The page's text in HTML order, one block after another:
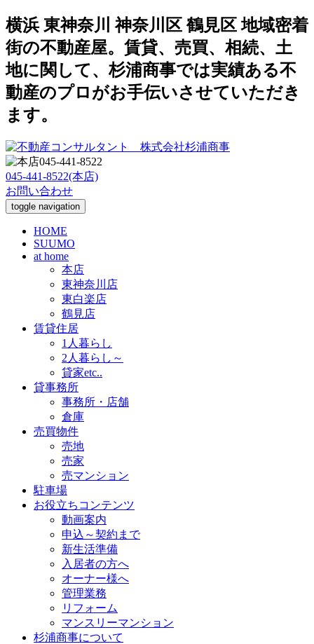
横浜 東神奈川 神奈川区 鶴見区 地域密着
街の不動産屋。賃貸、売買、相続、土
地に関して、杉浦商事では実績ある不
動産のプロがお手伝いさせていただき
ます。
045-441-8522(本店)
お問い合わせ
toggle navigation
HOME
SUUMO
at home
本店
東神奈川店
東白楽店
鶴見店
賃貸住居
1人暮らし
2人暮らし～
貸家etc..
貸事務所
事務所・店舗
倉庫
売買物件
売地
売家
売マンション
駐車場
お役立ちコンテンツ
動画案内
申込～契約まで
新生活準備
入居者の方へ
オーナー様へ
管理業務
リフォーム
マンスリーマンション
杉浦商事について